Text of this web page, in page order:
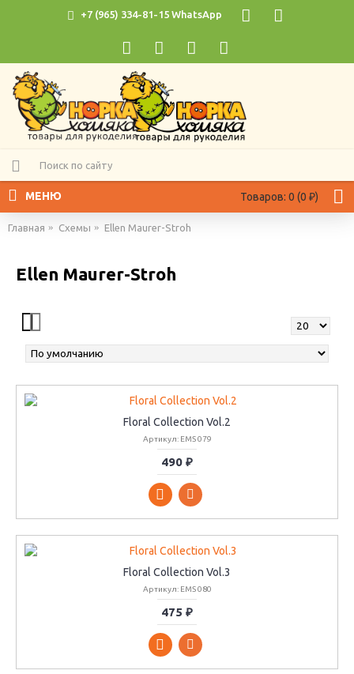
+7 (965) 334-81-15 WhatsApp
Товаров: 0 (0 ₽)
МЕНЮ
Главная Схемы Ellen Maurer-Stroh
Ellen Maurer-Stroh
Floral Collection Vol.2
Артикул: EMS 079
490 ₽
Floral Collection Vol.3
Артикул: EMS 080
475 ₽